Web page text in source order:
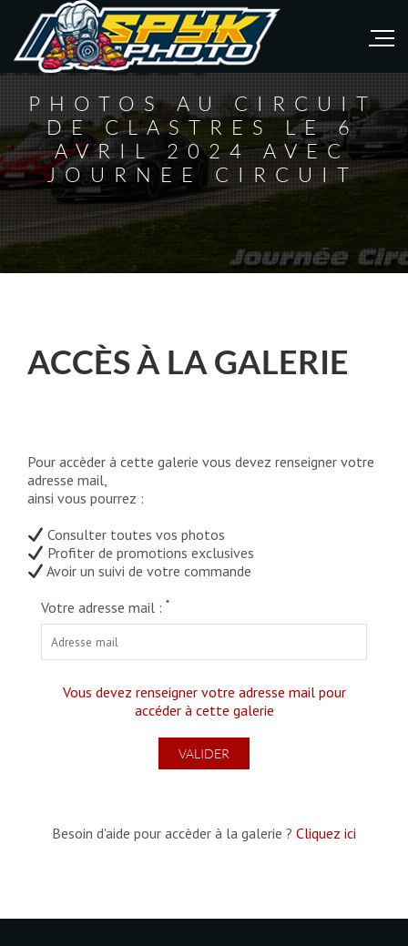
PHOTOS AU CIRCUIT
DE CLASTRES LE 6
AVRIL 2024 AVEC
JOURNEE CIRCUIT
ACCÈS À LA GALERIE
Pour accèder à cette galerie vous devez renseigner votre
adresse mail,
ainsi vous pourrez :
Consulter toutes vos photos
Profiter de promotions exclusives
Avoir un suivi de votre commande
Votre adresse mail : *
Vous devez renseigner votre adresse mail pour
accéder à cette galerie
Besoin d'aide pour accèder à la galerie ? Cliquez ici